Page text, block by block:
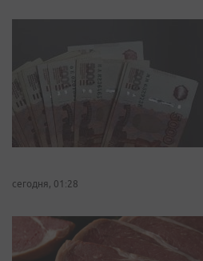
сегодня, 01:28